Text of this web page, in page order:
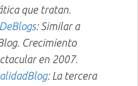
que tratan.
: Similar a
Crecimiento
en 2007.
: La tercera